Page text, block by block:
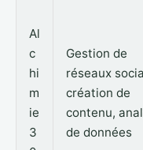
Al
c
hi
m
ie
3
Gestion de
réseaux
création de
contenu,
de données